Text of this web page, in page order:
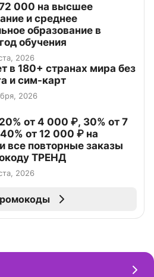
000 на высшее
и среднее
образование в
обучения
2026
в 180+ странах мира без
и сим-карт
2026
от 4 000 ₽, 30% от 7
от 12 000 ₽ на
все повторные заказы
ТРЕНД
2026